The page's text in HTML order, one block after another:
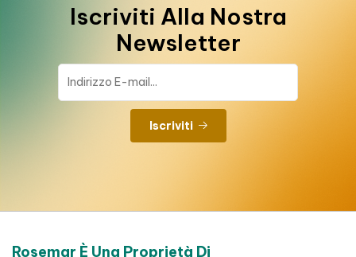
Iscriviti Alla Nostra
Newsletter
Iscriviti
Rosemar È Una Proprietà Di